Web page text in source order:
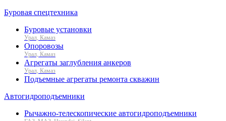
Буровая спецтехника
Буровые установки
Урал, Камаз
Опоровозы
Урал, Камаз
Агрегаты заглубления анкеров
Урал, Камаз
Подъемные агрегаты ремонта скважин
Автогидроподъемники
Рычажно-телескопические автогидроподъемники